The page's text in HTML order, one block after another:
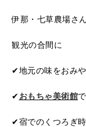
伊那・七草農場さ
観光の合間に
✔地元の味をおみ
✔ おもちゃ美術館
✔宿でのくつろぎ